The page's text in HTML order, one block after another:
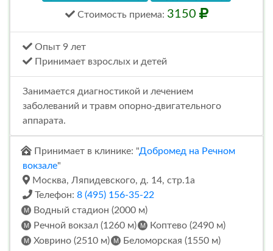
Стоимость приема: 3150
Опыт 9 лет
Принимает взрослых и детей
Занимается диагностикой и лечением
заболеваний и травм опорно-двигательного
аппарата.
Принимает в клинике: "Добромед на Речном
вокзале"
Москва, Ляпидевского, д. 14, стр.1а
Телефон: 8 (495) 156-35-22
Водный стадион (2000 м)
Речной вокзал (1260 м)
Коптево (2490 м)
Ховрино (2510 м)
Беломорская (1550 м)